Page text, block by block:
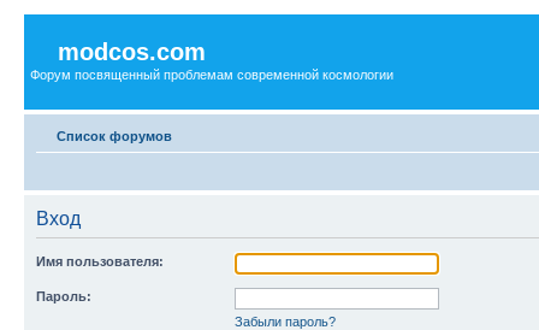
modcos.com
Форум посвященный проблемам современной космологии
Список форумов
Вход
Имя пользователя:
Пароль:
Забыли пароль?